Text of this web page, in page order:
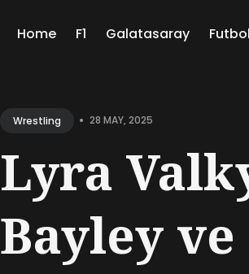
Home F1 Galatasaray Futbol
Wrestling • 28 MAY, 2025
Lyra
Bayley